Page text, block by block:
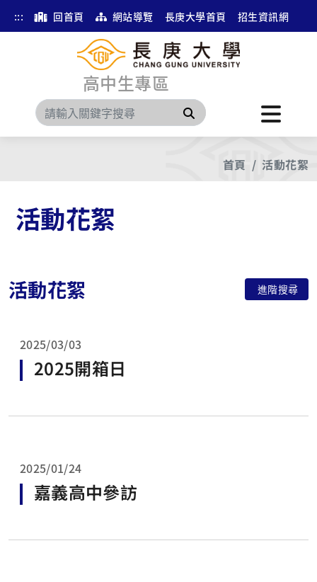
::: 回首頁 網站導覽 長庚大學首頁 招生資訊網
高中生專區
搜尋
首頁 活動花絮
活動花絮
活動花絮 進階搜尋
2025/03/03
2025開箱日
2025/01/24
嘉義高中參訪